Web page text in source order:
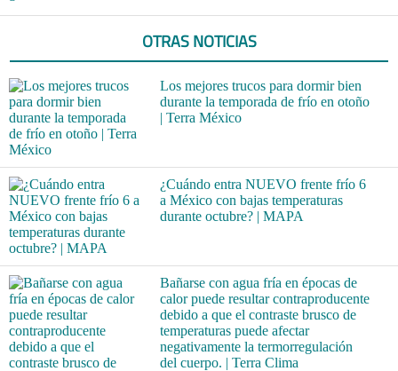
OTRAS NOTICIAS
Los mejores trucos para dormir bien
durante la temporada de frío en otoño
| Terra México
¿Cuándo entra NUEVO frente frío 6
a México con bajas temperaturas
durante octubre? | MAPA
Bañarse con agua fría en épocas de
calor puede resultar contraproducente
debido a que el contraste brusco de
temperaturas puede afectar
negativamente la termorregulación
del cuerpo. | Terra Clima